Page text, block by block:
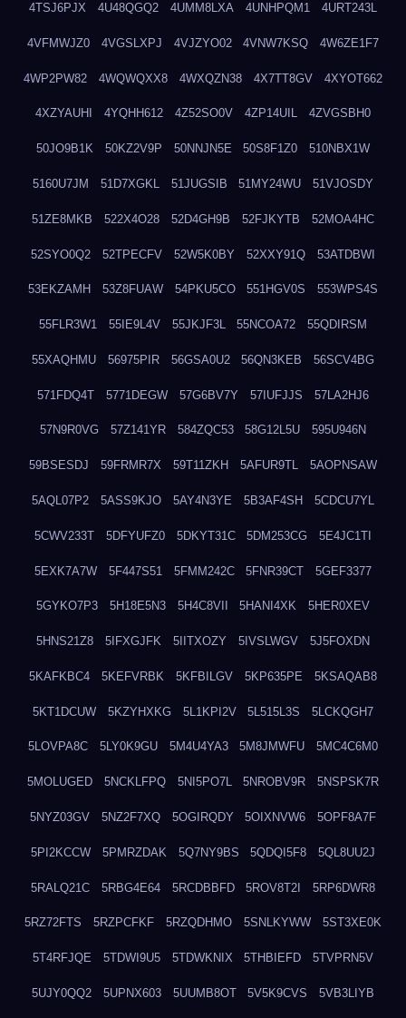
4TSJ6PJX 4U48QGQ2 4UMM8LXA 4UNHPQM1 4URT243L
4VFMWJZ0 4VGSLXPJ 4VJZYO02 4VNW7KSQ 4W6ZE1F7
4WP2PW82 4WQWQXX8 4WXQZN38 4X7TT8GV 4XYOT662
4XZYAUHI 4YQHH612 4Z52SO0V 4ZP14UIL 4ZVGSBH0
50JO9B1K 50KZ2V9P 50NNJN5E 50S8F1Z0 510NBX1W
5160U7JM 51D7XGKL 51JUGSIB 51MY24WU 51VJOSDY
51ZE8MKB 522X4O28 52D4GH9B 52FJKYTB 52MOA4HC
52SYO0Q2 52TPECFV 52W5K0BY 52XXY91Q 53ATDBWI
53EKZAMH 53Z8FUAW 54PKU5CO 551HGV0S 553WPS4S
55FLR3W1 55IE9L4V 55JKJF3L 55NCOA72 55QDIRSM
55XAQHMU 56975PIR 56GSA0U2 56QN3KEB 56SCV4BG
571FDQ4T 5771DEGW 57G6BV7Y 57IUFJJS 57LA2HJ6
57N9R0VG 57Z141YR 584ZQC53 58G12L5U 595U946N
59BSESDJ 59FRMR7X 59T11ZKH 5AFUR9TL 5AOPNSAW
5AQL07P2 5ASS9KJO 5AY4N3YE 5B3AF4SH 5CDCU7YL
5CWV233T 5DFYUFZ0 5DKYT31C 5DM253CG 5E4JC1TI
5EXK7A7W 5F447S51 5FMM242C 5FNR39CT 5GEF3377
5GYKO7P3 5H18E5N3 5H4C8VII 5HANI4XK 5HER0XEV
5HNS21Z8 5IFXGJFK 5IITXOZY 5IVSLWGV 5J5FOXDN
5KAFKBC4 5KEFVRBK 5KFBILGV 5KP635PE 5KSAQAB8
5KT1DCUW 5KZYHXKG 5L1KPI2V 5L515L3S 5LCKQGH7
5LOVPA8C 5LY0K9GU 5M4U4YA3 5M8JMWFU 5MC4C6M0
5MOLUGED 5NCKLFPQ 5NI5PO7L 5NROBV9R 5NSPSK7R
5NYZ03GV 5NZ2F7XQ 5OGIRQDY 5OIXNVW6 5OPF8A7F
5PI2KCCW 5PMRZDAK 5Q7NY9BS 5QDQI5F8 5QL8UU2J
5RALQ21C 5RBG4E64 5RCDBBFD 5ROV8T2I 5RP6DWR8
5RZ72FTS 5RZPCFKF 5RZQDHMO 5SNLKYWW 5ST3XE0K
5T4RFJQE 5TDWI9U5 5TDWKNIX 5THBIEFD 5TVPRN5V
5UJY0QQ2 5UPNX603 5UUMB8OT 5V5K9CVS 5VB3LIYB